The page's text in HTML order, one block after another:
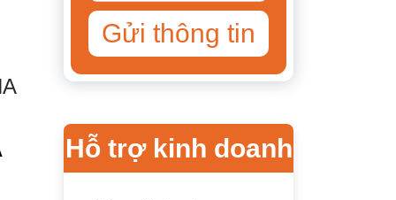
Gửi thông tin
Hỗ trợ kinh doanh